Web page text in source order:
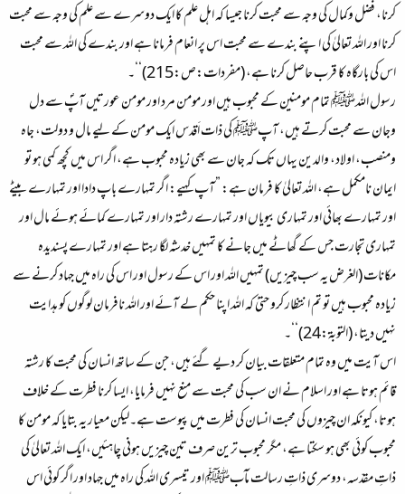
کرنا، فضل وکمال کی وجہ سے محبت کرنا جیسا کہ اہل علم کا ایک دوسرے سے علم کی وجہ سے محبت
کرنا اور اللہ تعالیٰ کی اپنے بندے سے محبت اس پر انعام فرمانا ہے اور بندے کی اللہ سے محبت
اس کی بارگاہ کا قرب حاصل کرنا ہے، (مفردات:ص:215)‘‘۔
رسول اللہﷺ تمام مومنین کے محبوب ہیں اور مومن مرد اور مومن عورتیں آپؐ سے دل
وجان سے محبت کرتے ہیں، آپﷺ کی ذات اَقدس ایک مومن کے لیے مال و دولت، جاہ
ومنصب، اولاد، والدین یہاں تک کہ جان سے بھی زیادہ محبوب ہے، اگر اس میں کچھ کمی ہو تو
ایمان نامکمل ہے، اللہ تعالیٰ کا فرمان ہے: ”آپ کہیے: اگر تمہارے باپ دادا اور تمہارے بیٹے
اور تمہارے بھائی اور تمہاری بیویاں اور تمہارے رشتہ دار اور تمہارے کمائے ہوئے مال اور
تمہاری تجارت جس کے گھاٹے میں جانے کا تمہیں خدشہ لگا رہتا ہے اور تمہارے پسندیدہ
مکانات (الغرض یہ سب چیزیں) تمہیں اللہ اور اس کے رسول اور اس کی راہ میں جہاد کرنے سے
زیادہ محبوب ہیں تو تم انتظار کرو حتیٰ کہ اللہ اپنا حکم لے آئے اور اللہ نافرمان لوگوں کو ہدایت
نہیں دیتا، (التوبۃ:24)‘‘۔
اس آیت میں وہ تمام متعلقات بیان کر دیے گئے ہیں، جن کے ساتھ انسان کی محبت کا رشتہ
قائم ہوتا ہے اور اسلام نے ان سب کی محبت سے منع نہیں فرمایا، ایسا کرنا فطرت کے خلاف
ہوتا، کیونکہ ان چیزوں کی محبت انسان کی فطرت میں پیوست ہے۔لیکن معیار یہ بتایا کہ مومن کا
محبوب کوئی بھی ہو سکتا ہے، مگر محبوب ترین صرف تین چیزیں ہونی چاہئیں، ایک اللہ تعالیٰ کی
ذاتِ مقدّسہ، دوسری ذاتِ رسالت مآبﷺ اور تیسری اللہ کی راہ میں جہاد اور اگر کوئی اس